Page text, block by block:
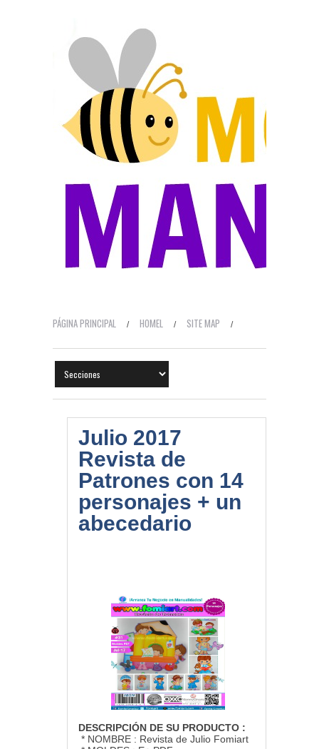
PÁGINA PRINCIPAL HOMEL
SITE MAP
CONTACTO
TEMAS HOT
Julio 2017
Revista de
Patrones con 14
personajes + un
abecedario
DESCRIPCIÓN DE SU PRODUCTO :
* NOMBRE : Revista de Julio Fomiart